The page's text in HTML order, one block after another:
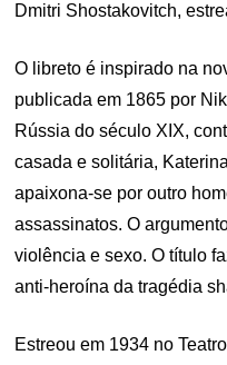
Dmitri Shostakovitch,
O libreto é inspirado na
publicada em 1865 por
Rússia do século XIX,
casada e solitária,
apaixona-se por outro
assassinatos. O
violência e sexo. O título
anti-heroína da tragédia
Estreou em 1934 no